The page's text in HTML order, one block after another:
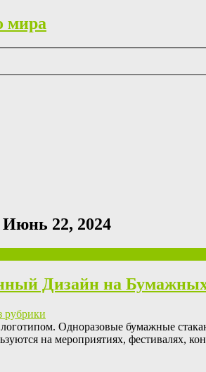
мира
Июнь 22, 2024
Дизайн на
рубрики
Одноразовые бумажные
на мероприятиях, фестивалях,